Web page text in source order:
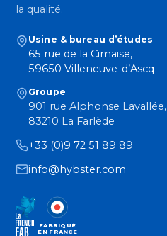
la qualité.
Usine & bureau d’études
65 rue de la Cimaise,
59650 Villeneuve-d’Ascq
Groupe
901 rue Alphonse Lavallée,
83210 La Farlède
+33 (0)9 72 51 89 89
info@hybster.com
FABRIQUÉ
EN FRANCE